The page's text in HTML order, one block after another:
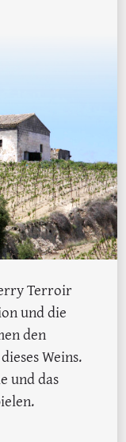
Sherry
Terroir
und die
den
Weins.
und das
des Sherrys: